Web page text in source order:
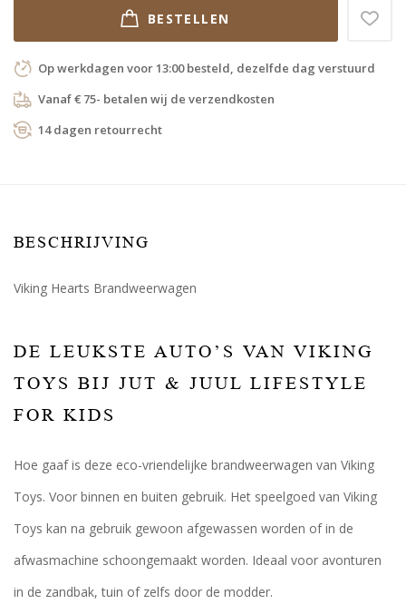
BESTELLEN
Op werkdagen voor 13:00 besteld, dezelfde dag verstuurd
Vanaf € 75- betalen wij de verzendkosten
14 dagen retourrecht
BESCHRIJVING
Viking Hearts Brandweerwagen
DE LEUKSTE AUTO’S VAN VIKING
TOYS BIJ JUT & JUUL LIFESTYLE
FOR KIDS
Hoe gaaf is deze eco-vriendelijke brandweerwagen van Viking
Toys. Voor binnen en buiten gebruik. Het speelgoed van Viking
Toys kan na gebruik gewoon afgewassen worden of in de
afwasmachine schoongemaakt worden. Ideaal voor avonturen
in de zandbak, tuin of zelfs door de modder.